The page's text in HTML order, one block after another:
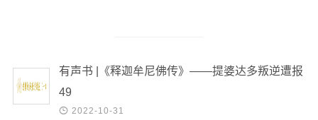
搜索
有声书 |《释迦牟尼佛传》——提婆达多叛逆遭报
49
 2022-10-31